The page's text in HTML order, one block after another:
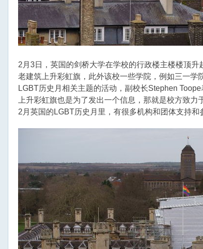
2月3日，英国的剑桥大学在学校的行政楼主楼楼顶
老建筑上升彩虹旗，此外该校一些学院，例如三一
LGBT历史月相关主题的活动，副校长Stephen
上升彩虹旗也是为了发出一个信息，那就是校方致
2月英国的LGBT历史月里，有很多机构和团体支持